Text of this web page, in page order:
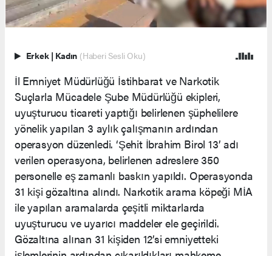
Erkek | Kadın (Haberi Sesli Oku)
İl Emniyet Müdürlüğü İstihbarat ve Narkotik
Suçlarla Mücadele Şube Müdürlüğü ekipleri,
uyuşturucu ticareti yaptığı belirlenen şüphelilere
yönelik yapılan 3 aylık çalışmanın ardından
operasyon düzenledi. ‘Şehit İbrahim Birol 13’ adı
verilen operasyona, belirlenen adreslere 350
personelle eş zamanlı baskın yapıldı. Operasyonda
31 kişi gözaltına alındı. Narkotik arama köpeği MİA
ile yapılan aramalarda çeşitli miktarlarda
uyuşturucu ve uyarıcı maddeler ele geçirildi.
Gözaltına alınan 31 kişiden 12’si emniyetteki